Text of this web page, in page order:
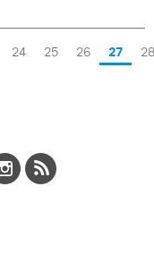
24 25 26 27 28